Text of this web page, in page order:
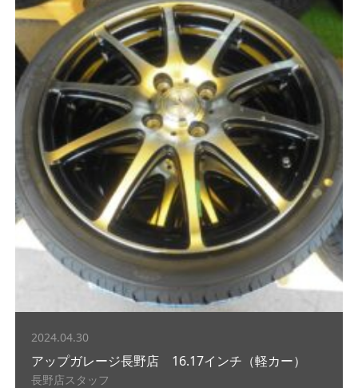
2024.04.30
アップガレージ長野店 16.17インチ（軽カー）
長野店スタッフ